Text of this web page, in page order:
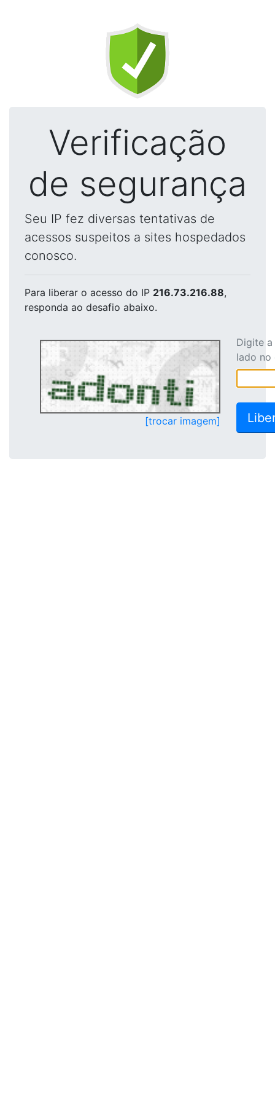
Verificação
de segurança
Seu IP fez diversas tentativas de
acessos suspeitos a sites hospedados
conosco.
Para liberar o acesso do IP 216.73.216.88,
responda ao desafio abaixo.
[trocar imagem]
Digite
lado no